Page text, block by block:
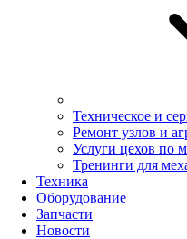
Техническое и
Ремонт узлов и
Услуги цехов по
Тренинги для
Техника
Оборудование
Запчасти
Новости